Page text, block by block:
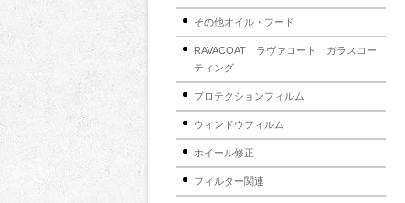
その他オイル・フード
RAVACOAT ラヴァコート ガラスコー
ティング
プロテクションフィルム
ウィンドウフィルム
ホイール修正
フィルター関連